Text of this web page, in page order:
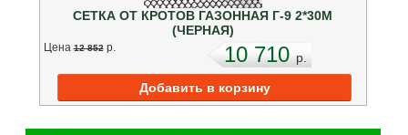
СЕТКА ОТ КРОТОВ ГАЗОННАЯ Г-9 2*30М
(ЧЕРНАЯ)
Цена 12 852 p. 10 710p.